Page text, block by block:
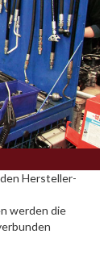
Hersteller-
werden die